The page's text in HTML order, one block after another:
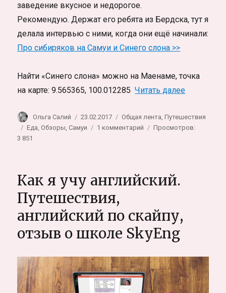
заведение вкусное и недорогое.
Рекомендую. Держат его ребята из Бердска, тут я
делала интервью с ними, когда они ещё начинали:
Про сибиряков на Самуи и Синего слона >>
Найти «Синего слона» можно на Маенаме, точка
на карте: 9.565365, 100.012285Читать далее«Русская
Автор
Ольга Салий Опубликовано
23.02.2017 Рубрики
Общая лента,Путешествия
Метки
Еда,Обзоры,Самуи 1 комментарий
Самуи:
обзоры
лучших
заведений
Просмотров:
3 851
Как я учу английский.
Путешествия,
английский по скайпу,
отзыв о школе SkyEng